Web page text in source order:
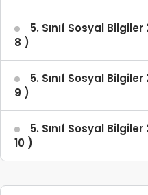
5. Sınıf Sosyal Bilgiler
8 )
5. Sınıf Sosyal Bilgiler
9 )
5. Sınıf Sosyal Bilgiler
10 )